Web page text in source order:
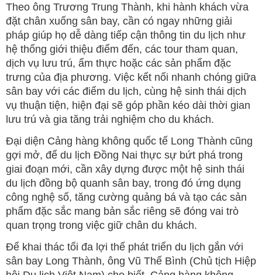
Theo ông Trương Trung Thành, khi hành khách vừa
đặt chân xuống sân bay, cần có ngay những giải
pháp giúp họ dễ dàng tiếp cận thông tin du lịch như
hệ thống giới thiệu điểm đến, các tour tham quan,
dịch vụ lưu trú, ẩm thực hoặc các sản phẩm đặc
trưng của địa phương. Việc kết nối nhanh chóng giữa
sân bay với các điểm du lịch, cùng hệ sinh thái dịch
vụ thuận tiện, hiện đại sẽ góp phần kéo dài thời gian
lưu trú và gia tăng trải nghiệm cho du khách.
Đại diện Cảng hàng không quốc tế Long Thành cũng
gợi mở, để du lịch Đồng Nai thực sự bứt phá trong
giai đoạn mới, cần xây dựng được một hệ sinh thái
du lịch đồng bộ quanh sân bay, trong đó ứng dụng
công nghệ số, tăng cường quảng bá và tạo các sản
phẩm đặc sắc mang bản sắc riêng sẽ đóng vai trò
quan trọng trong việc giữ chân du khách.
Để khai thác tối đa lợi thế phát triển du lịch gắn với
sân bay Long Thành, ông Vũ Thế Bình (Chủ tịch Hiệp